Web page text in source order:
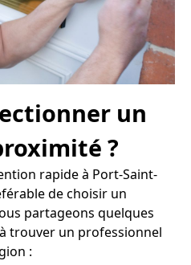
un
?
rapide à Port-Saint-
de choisir un
partageons quelques
trouver un professionnel
: